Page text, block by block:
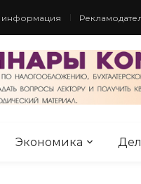
информация
Экономика